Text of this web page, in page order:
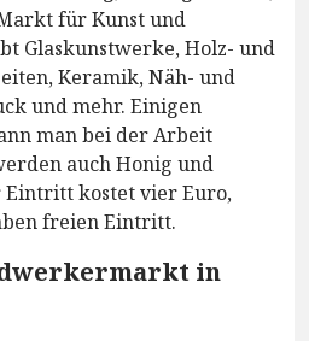
für Kunst und
Glaskunstwerke, Holz- und
Keramik, Näh- und
und mehr. Einigen
man bei der Arbeit
auch Honig und
kostet vier Euro,
freien Eintritt.
in